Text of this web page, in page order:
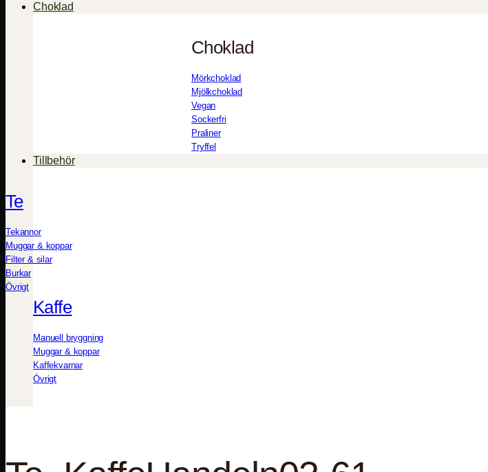
Choklad
Choklad
Mörkchoklad
Mjölkchoklad
Vegan
Sockerfri
Praliner
Tryffel
Tillbehör
Te
Tekannor
Muggar & koppar
Filter & silar
Burkar
Övrigt
Kaffe
Manuell bryggning
Muggar & koppar
Kaffekvarnar
Övrigt